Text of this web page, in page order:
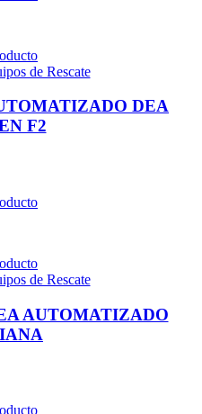
de Rescate
DEA
F2
de Rescate
AUTOMATIZADO